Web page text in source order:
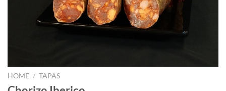
HOME / TAPAS